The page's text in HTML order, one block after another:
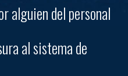
alguien del personal
al sistema de